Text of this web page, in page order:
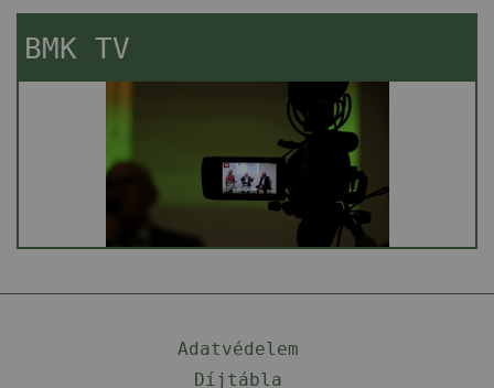
BMK TV
Adatvédelem
Díjtábla